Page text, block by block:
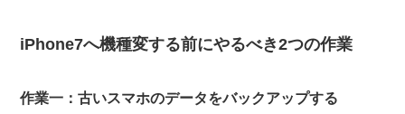
iPhone7へ機種変する前にやるべき2つの作業
作業一：古いスマホのデータをバックアップする